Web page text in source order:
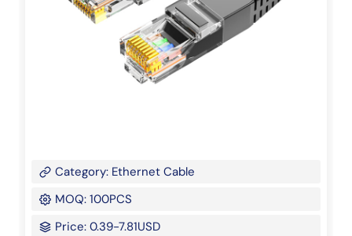
Category: Ethernet Cable
MOQ: 100PCS
Price: 0.39-7.81USD